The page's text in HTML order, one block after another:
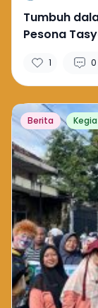
Tumbuh
Pesona
1 0
Berita